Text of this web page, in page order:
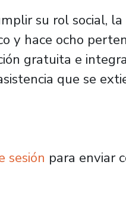
su rol social,
y hace ocho
gratuita e
que se
Paola Astudillo,
sesión para enviar